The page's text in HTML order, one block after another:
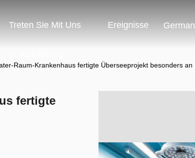
Treten Sie Mit Uns Ereignisse German
Raum-Krankenhaus fertigte Überseeprojekt besonders an
fertigte